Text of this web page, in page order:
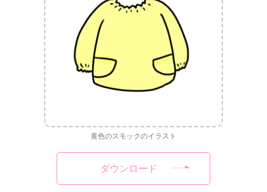
黄色のスモックのイラスト
ダウンロード